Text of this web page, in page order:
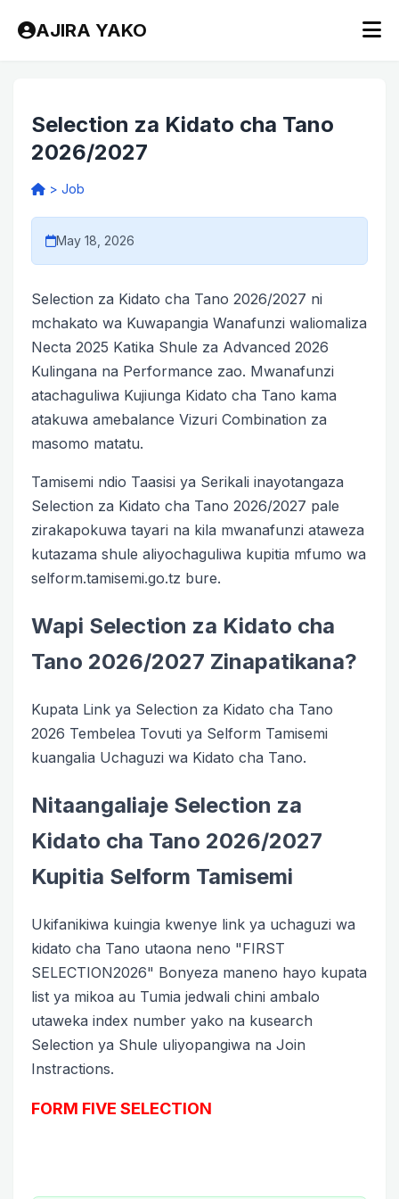
AJIRA YAKO
Selection za Kidato cha Tano
2026/2027
> Job
May 18, 2026
Selection za Kidato cha Tano 2026/2027 ni
mchakato wa Kuwapangia Wanafunzi waliomaliza
Necta 2025 Katika Shule za Advanced 2026
Kulingana na Performance zao. Mwanafunzi
atachaguliwa Kujiunga Kidato cha Tano kama
atakuwa amebalance Vizuri Combination za
masomo matatu.
Tamisemi ndio Taasisi ya Serikali inayotangaza
Selection za Kidato cha Tano 2026/2027 pale
zirakapokuwa tayari na kila mwanafunzi ataweza
kutazama shule aliyochaguliwa kupitia mfumo wa
selform.tamisemi.go.tz bure.
Wapi Selection za Kidato cha
Tano 2026/2027 Zinapatikana?
Kupata Link ya Selection za Kidato cha Tano
2026 Tembelea Tovuti ya Selform Tamisemi
kuangalia Uchaguzi wa Kidato cha Tano.
Nitaangaliaje Selection za
Kidato cha Tano 2026/2027
Kupitia Selform Tamisemi
Ukifanikiwa kuingia kwenye link ya uchaguzi wa
kidato cha Tano utaona neno "FIRST
SELECTION2026" Bonyeza maneno hayo kupata
list ya mikoa au Tumia jedwali chini ambalo
utaweka index number yako na kusearch
Selection ya Shule uliyopangiwa na Join
Instractions.
FORM FIVE SELECTION